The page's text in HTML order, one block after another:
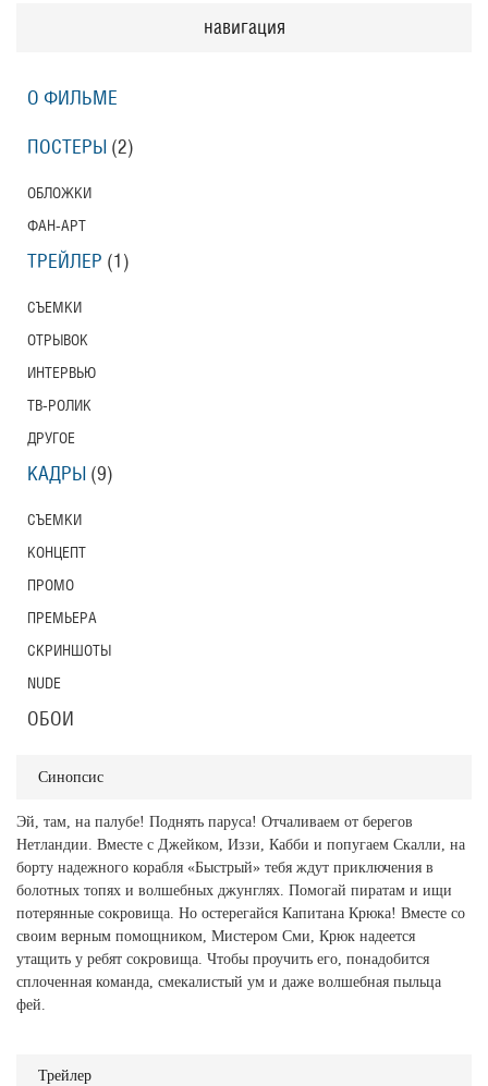
Синопсис
Эй, там, на палубе! Поднять паруса! Отчаливаем от берегов
Нетландии. Вместе с Джейком, Иззи, Кабби и попугаем Скалли, на
борту надежного корабля «Быстрый» тебя ждут приключения в
болотных топях и волшебных джунглях. Помогай пиратам и ищи
потерянные сокровища. Но остерегайся Капитана Крюка! Вместе со
своим верным помощником, Мистером Сми, Крюк надеется
утащить у ребят сокровища. Чтобы проучить его, понадобится
сплоченная команда, смекалистый ум и даже волшебная пыльца
фей.
Трейлер
навигация
О ФИЛЬМЕ
ПОСТЕРЫ (2)
ОБЛОЖКИ
ФАН-АРТ
ТРЕЙЛЕР (1)
СЪЕМКИ
ОТРЫВОК
ИНТЕРВЬЮ
ТВ-РОЛИК
ДРУГОЕ
КАДРЫ (9)
СЪЕМКИ
КОНЦЕПТ
ПРОМО
ПРЕМЬЕРА
СКРИНШОТЫ
NUDE
ОБОИ